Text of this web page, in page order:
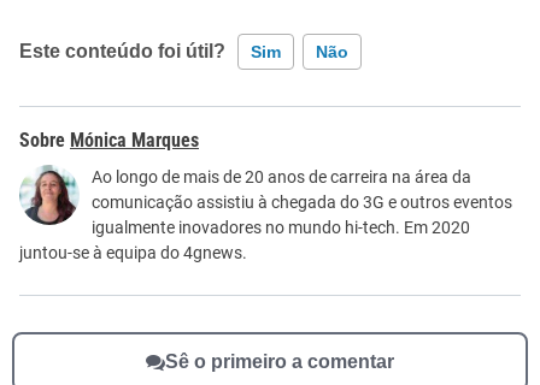
Este conteúdo foi útil? Sim Não
Este conteúdo contém informação incorreta
Este conteúdo não tem a informação que procuro
Outro
Mónica Marques
Ao longo de mais de 20 anos de carreira na área da
comunicação assistiu à chegada do 3G e outros eventos
igualmente inovadores no mundo hi-tech. Em 2020
juntou-se à equipa do 4gnews.
Sê o primeiro a comentar